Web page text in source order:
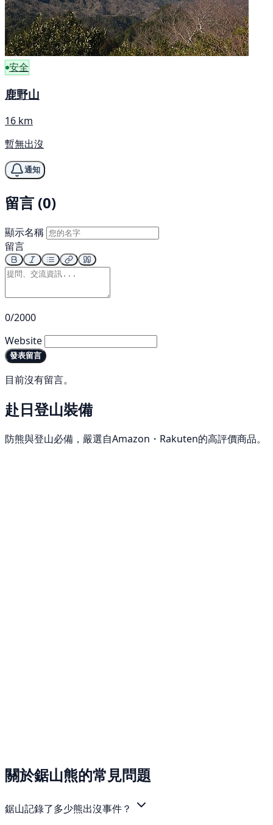
安全
鹿野山
16 km
暫無出沒
通知
留言 (0)
顯示名稱
留言
0/2000
Website
發表留言
目前沒有留言。
赴日登山裝備
防熊與登山必備，嚴選自Amazon・Rakuten的高評價商品。
關於鋸山熊的常見問題
鋸山記錄了多少熊出沒事件？